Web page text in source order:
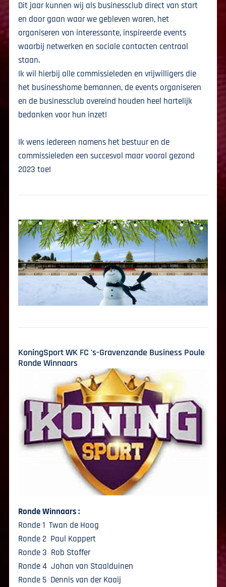
Dit jaar kunnen wij als businessclub direct van start
en door gaan waar we gebleven waren, het
organiseren van interessante, inspireerde events
waarbij netwerken en sociale contacten centraal
staan.
Ik wil hierbij alle commissieleden en vrijwilligers die
het businesshome bemannen, de events organiseren
en de businessclub overeind houden heel hartelijk
bedanken voor hun inzet!
Ik wens iedereen namens het bestuur en de
commissieleden een succesvol maar vooral gezond
2023 toe!
KoningSport WK FC 's-Gravenzande Business Poule
Ronde Winnaars
Ronde Winnaars :
Ronde 1 Twan de Hoog
Ronde 2 Paul Koppert
Ronde 3 Rob Stoffer
Ronde 4 Johan van Staalduinen
Ronde 5 Dennis van der Kaaij